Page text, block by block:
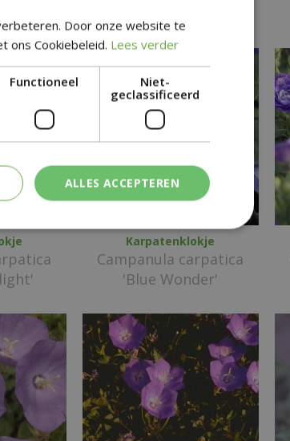
Karpatenklokje
Campanula carpatica
'Blue Wonder'
Door onze website te
ons Cookiebeleid. Lees verder
Functioneel
Niet-
geclassificeerd
ALLES ACCEPTEREN